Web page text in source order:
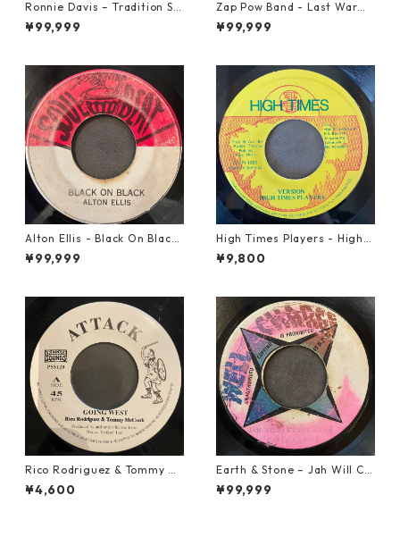
Ronnie Davis – Tradition So
ng【7-22003】
¥99,999
Zap Pow Band - Last War【1
2-50056】
¥99,999
Alton Ellis - Black On Black
【7-21982】
¥99,999
High Times Players - High T
imes Theme【7-21926】
¥9,800
Rico Rodriguez & Tommy Mc
Cook - Going West【7-2198
3】
¥4,600
Earth & Stone – Jah Will Cu
t You Down【7-21914】
¥99,999